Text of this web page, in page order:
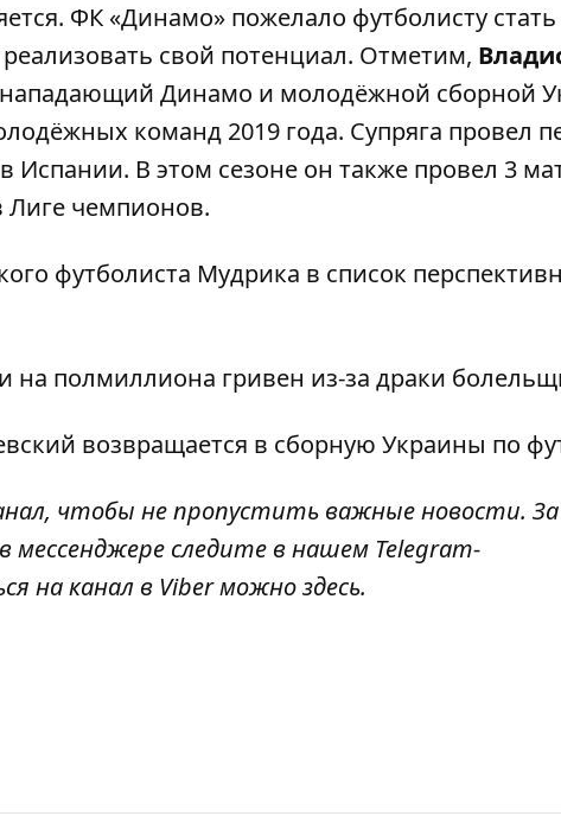
ФК «Динамо» пожелало футболисту стать
свой потенциал. Отметим,
Динамо и молодёжной сборной
команд 2019 года. Супряга провел
В этом сезоне он также провел 3
Лиге чемпионов.
футболиста Мудрика в список
на полмиллиона гривен из-за драки
возвращается в сборную Украины по
, чтобы не пропустить важные новости. За
следите в нашем Telegram-
на канал в Viber можноздесь.